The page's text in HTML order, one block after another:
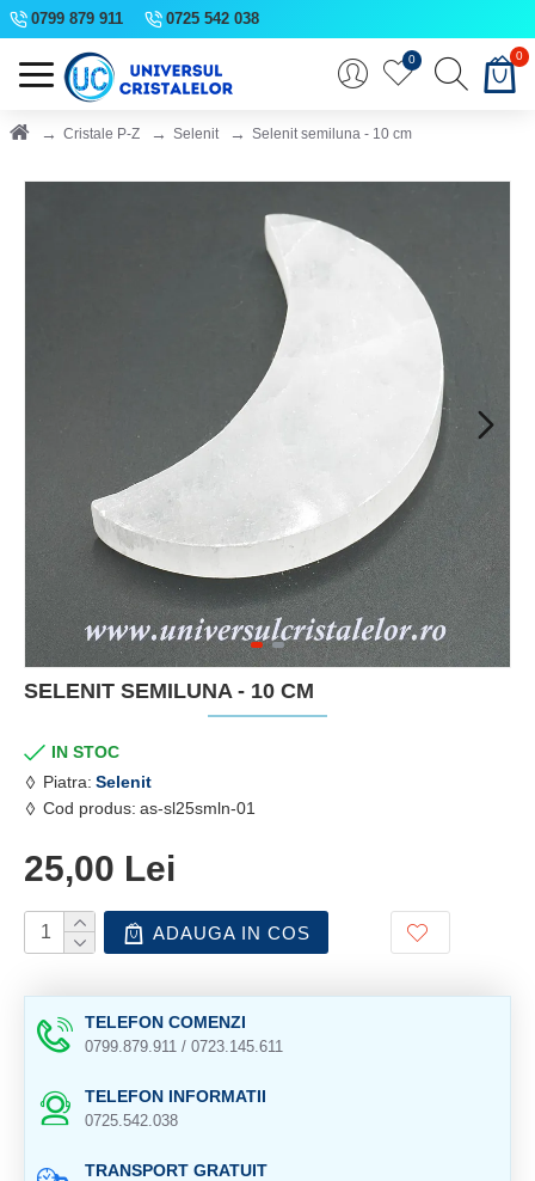
0799 879 911 0725 542 038
0 0
Cristale P-Z Selenit Selenit semiluna - 10 cm
SELENIT SEMILUNA - 10 CM
IN STOC
Piatra: Selenit
Cod produs: as-sl25smln-01
25,00 Lei
ADAUGA IN COS
TELEFON COMENZI
0799.879.911 / 0723.145.611
TELEFON INFORMATII
0725.542.038
TRANSPORT GRATUIT